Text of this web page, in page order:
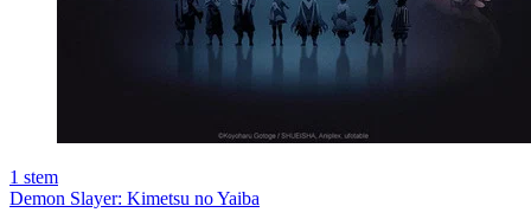
1 stem
Demon Slayer: Kimetsu no Yaiba